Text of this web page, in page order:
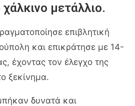
μετάλλιο.
επιβλητική
και επικράτησε με 14-
έχοντας τον έλεγχο της
ξεκίνημα.
δυνατά και